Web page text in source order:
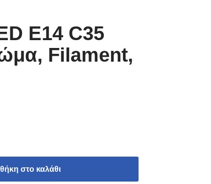
E14 C35
Filament,
στο καλάθι